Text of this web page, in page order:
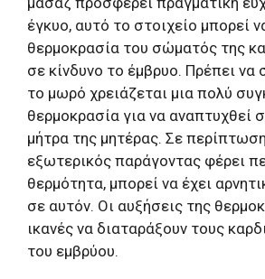
έγκυο, αυτό το στοιχείο μπορεί
θερμοκρασία του σώματός της
σε κίνδυνο το έμβρυο. Πρέπει να
το μωρό χρειάζεται μια πολύ
θερμοκρασία για να αναπτυχθεί
μήτρα της μητέρας. Σε
εξωτερικός παράγοντας φέρει
θερμότητα, μπορεί να έχει
σε αυτόν. Οι αυξήσεις της
ικανές να διαταράξουν τους
του εμβρύου.